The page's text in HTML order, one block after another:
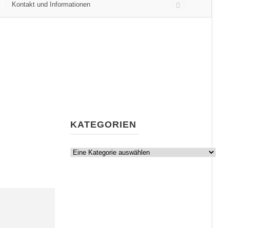
Kontakt und Informationen
KATEGORIEN